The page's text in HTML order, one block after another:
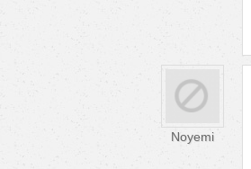
Noyemi